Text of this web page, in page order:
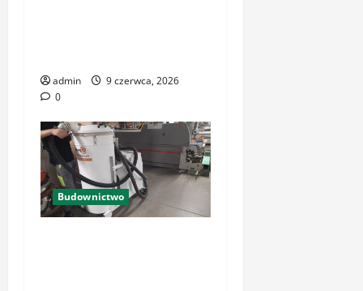
admin
9 czerwca, 2026
0
Budownictwo